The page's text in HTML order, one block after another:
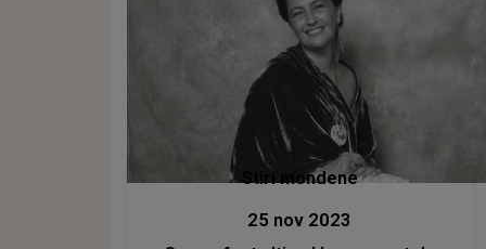
Stiri mondene
25 nov 2023